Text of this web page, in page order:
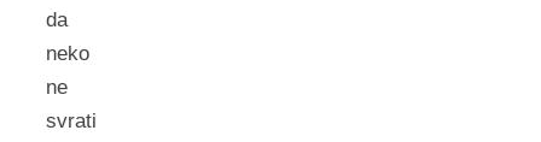
da
neko
ne
svrati